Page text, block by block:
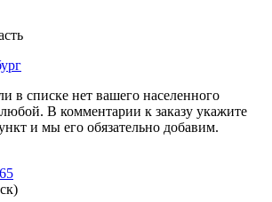
в списке нет вашего населенного
В комментарии к заказу укажите
и мы его обязательно добавим.